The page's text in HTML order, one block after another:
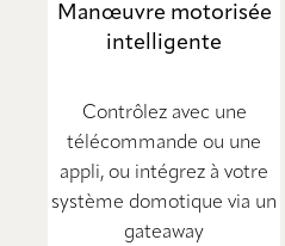
Manœuvre motorisée
intelligente
Contrôlez avec une
télécommande ou une
appli, ou intégrez à votre
système domotique via un
gateaway